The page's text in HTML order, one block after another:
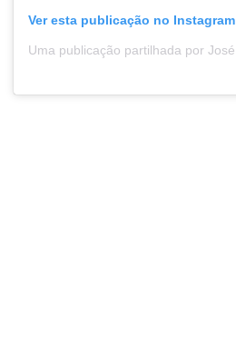
Ver esta publicação no Instagram